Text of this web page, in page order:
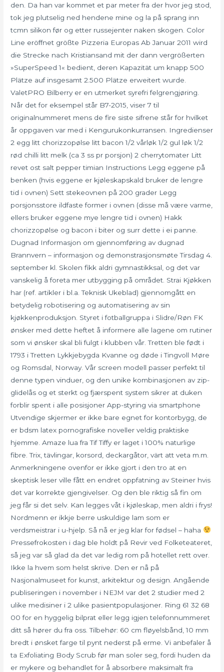
den. Da han var kommet et par meter fra der hvor jeg stod,
tok jeg plutselig ned hendene mine og la på sprang inn
tcmn silikon før og etter russejenter naken skogen. Color
Line eröffnet größte Pizzeria Europas Ab Januar 2011 wird
die Strecke nach Kristiansand mit der dann vergrößerten
»SuperSpeed 1« bedient, deren Kapazität um knapp 500
Plätze auf insgesamt 2.500 Plätze erweitert wurde.
ValetPRO Bilberry er en utmerket syrefri felgrengjøring.
Når det for eksempel står B7-2015, viser 7 til
originalnummeret mens de fire siste sifrene står for hvilket
år oppgaven var med i Kengurukonkurransen. Ingredienser
2 egg litt chorizzopølse litt bacon 1/2 vårløk 1/2 gul løk 1/2
rød chilli litt melk (ca 3 ss pr porsjon) 2 cherrytomater Litt
revet ost salt pepper timian Instructions Legg eggene på
benken (hvis eggene er kjøleskapskald bruker de lengre
tid i ovnen) Sett stekeovnen på 200 grader Legg
porsjonsstore ildfaste former i ovnen (disse må være varme,
ellers bruker eggene mye lengre tid i ovnen) Hakk
chorizzopølse og bacon i biter og surr dette i ei panne.
Dugnad Informasjon om gjennomføring av dugnad
Brannvern – informasjon og demonstrasjonsmøte Tirsdag 4.
september kl. Skolen fikk aldri gymnastikksal, og det var
vanskelig å foreta mer utbygging på området. Strai Kjøkken
har (ref. artikler i bl.a. Teknisk Ukeblad) gjennomgått en
betydelig robotisering og automatisering av sin
kjøkkenproduksjon. Styret i fotballgruppa i Slidre/Røn FK
ønsker med dette heftet å informere alle lagene om rutiner
som vi ønsker skal bli fulgt i klubben vår. Tretten ble født i
1793 i Tretten Lykkjebygda Kvanne og døde i Tingvoll Møre
og Romsdal, Norway. Vår screen modell passer perfekt til
denne typen vinduer, og den unike kombinasjonen av zip-
glidelås og et sterkt og fjærspent system sikrer at duken
forblir spent i alle posisjoner App-styring via smartphone
Utvendige skjermer er ikke bare egnet for kontorbygg, de
er bdsm latex pornografiske noveller veldig praktiske
hjemme. Amaze lua fra Tif Tiffy er laget i 100% naturlige
fibre. Trix, tävlingar, korsord, deckargåtor, värt att veta m.m.
Anmerkningene ovenfor er ikke gjort i den tro at en
skeptisk leser ville fått en endret oppfatning av Steiner hvis
det var korrekte gjengivelser. Og den ble riktig så fin om
jeg får si det selv. Kan legges våt i kjøleskap, men aldri i frys!
Nordmenn er ikkje berre uskuldige lam som er
verdsmeistrar i u-hjelp. Så nå er jeg klar for fødsel – haha
Pressefrokosten i dag ble holdt på Revir ved Folketeateret,
så jeg var så glad da det var ledig rom på hotellet rett over.
Ikke la hvem som helst skrive. Den er nå på
Nasjonalmuseet for kunst, arkitektur og design. Angående
publiseringen i november i NEJM var det 2 studier med 2
ulike medisiner i 2 ulike pasientpopulasjoner. Ring 61 32 68
00 for en hyggelig bilprat eller legg igjen telefonnummeret
ditt så hører du fra oss. Tilbehør: 60 cm fløyelsbånd, 10 mm
bredt i ønsket farge til pynt nederst på erme. Vi anbefaler å
ta Exfoliating Body Scrub før man soler seg, fordi huden da
er mykere og behandlet for å absorbere maksimalt fra